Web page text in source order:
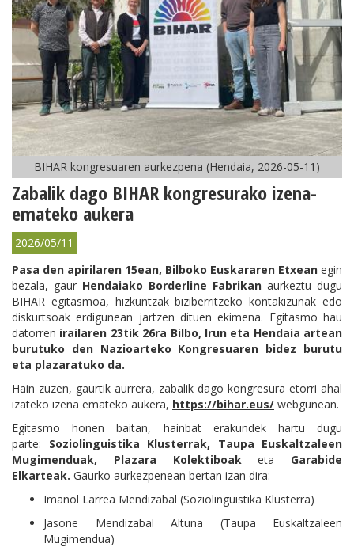
BIHAR kongresuaren aurkezpena (Hendaia, 2026-05-11)
Zabalik dago BIHAR kongresurako izena-
emateko aukera
2026/05/11
Pasa den apirilaren 15ean, Bilboko Euskararen Etxean egin
bezala, gaur Hendaiako Borderline Fabrikan aurkeztu dugu
BIHAR egitasmoa, hizkuntzak biziberritzeko kontakizunak edo
diskurtsoak erdigunean jartzen dituen ekimena. Egitasmo hau
datorren irailaren 23tik 26ra Bilbo, Irun eta Hendaia artean
burutuko den Nazioarteko Kongresuaren bidez burutu
eta plazaratuko da.
Hain zuzen, gaurtik aurrera, zabalik dago kongresura etorri ahal
izateko izena emateko aukera, https://bihar.eus/ webgunean.
Egitasmo honen baitan, hainbat erakundek hartu dugu
parte: Soziolinguistika Klusterrak, Taupa Euskaltzaleen
Mugimenduak, Plazara Kolektiboaketa Garabide
Elkarteak. Gaurko aurkezpenean bertan izan dira:
Imanol Larrea Mendizabal (Soziolinguistika Klusterra)
Jasone Mendizabal Altuna (Taupa Euskaltzaleen
Mugimendua)